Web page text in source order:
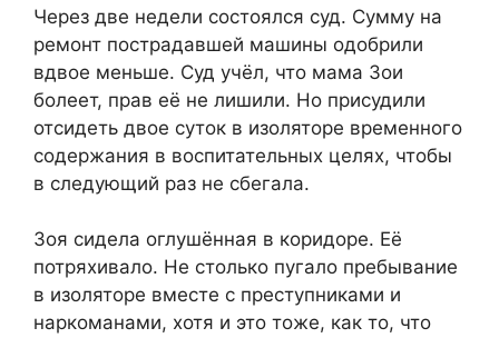
Через две недели состоялся суд. Сумму на
ремонт пострадавшей машины одобрили
вдвое меньше. Суд учёл, что мама Зои
болеет, прав её не лишили. Но присудили
отсидеть двое суток в изоляторе временного
содержания в воспитательных целях, чтобы
в следующий раз не сбегала.
Зоя сидела оглушённая в коридоре. Её
потряхивало. Не столько пугало пребывание
в изоляторе вместе с преступниками и
наркоманами, хотя и это тоже, как то, что